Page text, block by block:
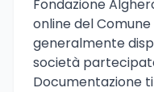
Fondazione
online del
generalmente
società
Documentazione